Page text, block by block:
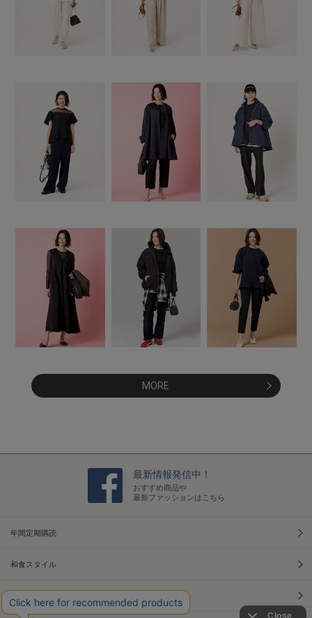
MORE
最新情報発信中！
おすすめ商品や
最新ファッションはこちら
年間定期購読
和食スタイル